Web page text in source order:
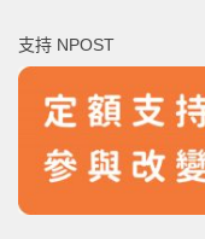
字:
支持 NPOST